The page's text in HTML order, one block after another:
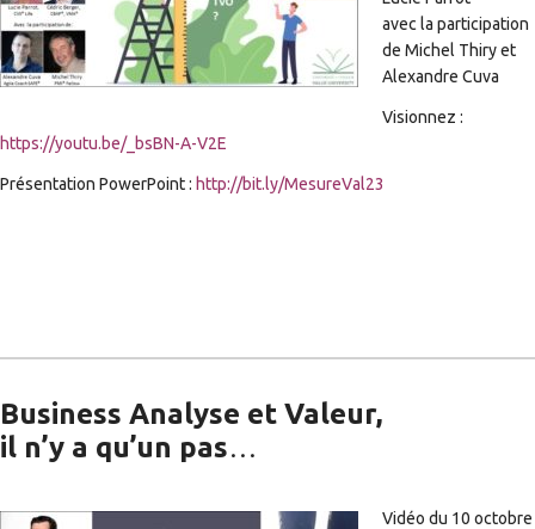
avec la participation
de Michel Thiry et
Alexandre Cuva
Visionnez :
https://youtu.be/_bsBN-A-V2E
Présentation PowerPoint : http://bit.ly/MesureVal23
Business Analyse et Valeur,
il n’y a qu’un pas…
Vidéo du 10 octobre